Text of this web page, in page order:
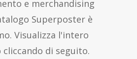
e merchandising
Superposter è
Visualizza l'intero
cliccando di seguito.